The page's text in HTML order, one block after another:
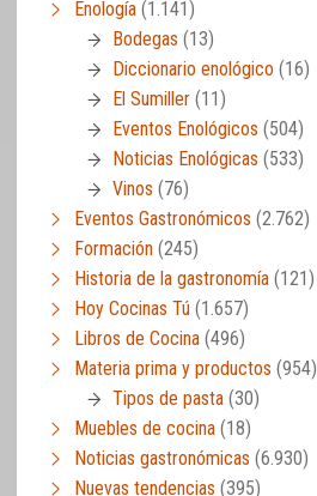
Enología (1.141)
Bodegas (13)
Diccionario enológico (16)
El Sumiller (11)
Eventos Enológicos (504)
Noticias Enológicas (533)
Vinos (76)
Eventos Gastronómicos (2.762)
Formación (245)
Historia de la gastronomía (121)
Hoy Cocinas Tú (1.657)
Libros de Cocina (496)
Materia prima y productos (954)
Tipos de pasta (30)
Muebles de cocina (18)
Noticias gastronómicas (6.930)
Nuevas tendencias (395)